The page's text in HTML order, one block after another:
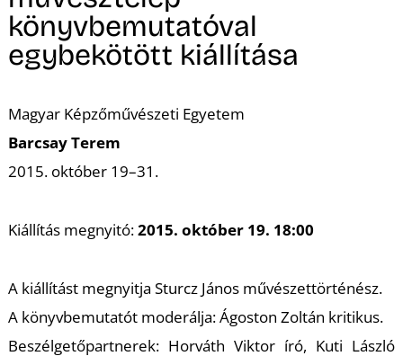
könyvbemutatóval
egybekötött kiállítása
Magyar Képzőművészeti Egyetem
Barcsay Terem
2015. október 19–31.
Kiállítás megnyitó:2015. október 19. 18:00
A kiállítást megnyitja Sturcz János művészettörténész.
A könyvbemutatót moderálja: Ágoston Zoltán kritikus.
Beszélgetőpartnerek: Horváth Viktor író, Kuti László